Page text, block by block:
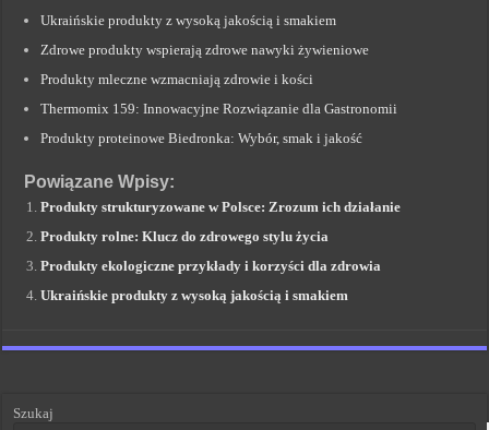
Ukraińskie produkty z wysoką jakością i smakiem
Zdrowe produkty wspierają zdrowe nawyki żywieniowe
Produkty mleczne wzmacniają zdrowie i kości
Thermomix 159: Innowacyjne Rozwiązanie dla Gastronomii
Produkty proteinowe Biedronka: Wybór, smak i jakość
Powiązane Wpisy:
Produkty strukturyzowane w Polsce: Zrozum ich działanie
Produkty rolne: Klucz do zdrowego stylu życia
Produkty ekologiczne przykłady i korzyści dla zdrowia
Ukraińskie produkty z wysoką jakością i smakiem
Szukaj